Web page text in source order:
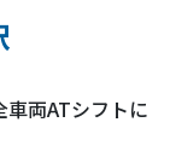
両ATシフトに